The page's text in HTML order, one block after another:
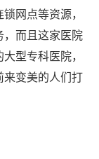
网点等资源，
，而且这家医院
型专科医院，
来变美的人们打